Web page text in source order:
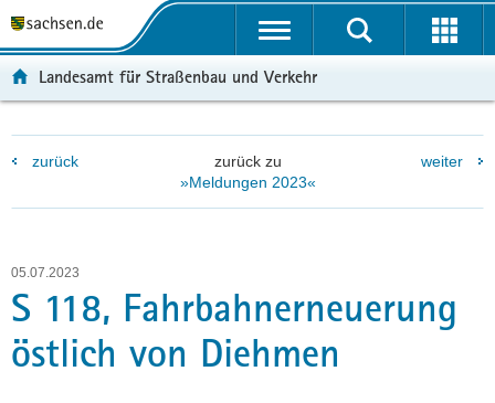
t
l
e
g
r
e
i
f
t
l
v
g
a
t
i
o
p
i
a
t
t
r
n
o
r
m
a
t
t
r
e
e
i
c
h
Landesamt für Straßenbau und Verkehr
zurück
zurück zu
»Meldungen 2023«
weiter
05.07.2023
S 118, Fahrbahnerneuerung
östlich von Diehmen